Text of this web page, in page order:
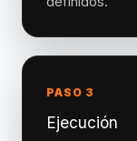
PASO 3
Ejecución